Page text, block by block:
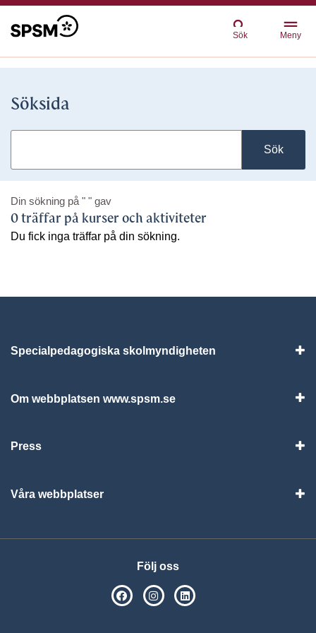
Sök Meny
Söksida
Sök
Din sökning på " " gav
0 träffar på kurser och aktiviteter
Du fick inga träffar på din sökning.
Specialpedagogiska skolmyndigheten
Om webbplatsen www.spsm.se
Press
Våra webbplatser
Följ oss
SPSM på Facebook
SPSM på Instagram